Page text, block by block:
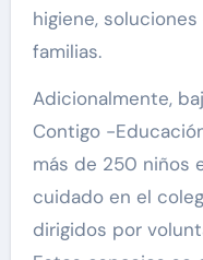
higiene,
familias.
Adicionalmente,
Contigo -
más de 250 niños
cuidado en el
dirigidos por